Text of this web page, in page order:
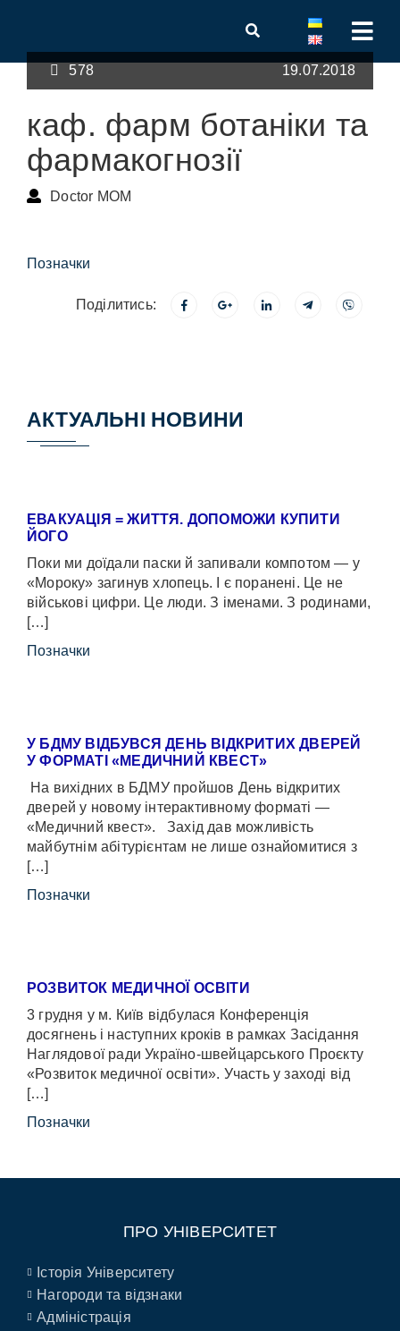
578 19.07.2018
каф. фарм ботаніки та
фармакогнозії
Doctor MOM
Позначки
Поділитись:
АКТУАЛЬНІ НОВИНИ
ЕВАКУАЦІЯ = ЖИТТЯ. ДОПОМОЖИ КУПИТИ
ЙОГО
Поки ми доїдали паски й запивали компотом — у
«Мороку» загинув хлопець. І є поранені. Це не
військові цифри. Це люди. З іменами. З родинами,
[…]
Позначки
У БДМУ ВІДБУВСЯ ДЕНЬ ВІДКРИТИХ ДВЕРЕЙ
У ФОРМАТІ «МЕДИЧНИЙ КВЕСТ»
На вихідних в БДМУ пройшов День відкритих
дверей у новому інтерактивному форматі —
«Медичний квест». Захід дав можливість
майбутнім абітурієнтам не лише ознайомитися з
[…]
Позначки
РОЗВИТОК МЕДИЧНОЇ ОСВІТИ
3 грудня у м. Київ відбулася Конференція
досягнень і наступних кроків в рамках Засідання
Наглядової ради Україно-швейцарського Проєкту
«Розвиток медичної освіти». Участь у заході від
[…]
Позначки
ПРО УНІВЕРСИТЕТ
Історія Університету
Нагороди та відзнаки
Адміністрація